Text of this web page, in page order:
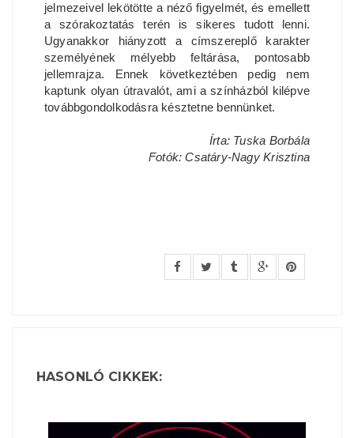
jelmezeivel lekötötte a néző figyelmét, és emellett
a szórakoztatás terén is sikeres tudott lenni.
Ugyanakkor hiányzott a címszereplő karakter
személyének mélyebb feltárása, pontosabb
jellemrajza. Ennek következtében pedig nem
kaptunk olyan útravalót, ami a színházból kilépve
továbbgondolkodásra késztetne bennünket.
Írta: Tuska Borbála
Fotók: Csatáry-Nagy Krisztina
HASONLÓ CIKKEK: